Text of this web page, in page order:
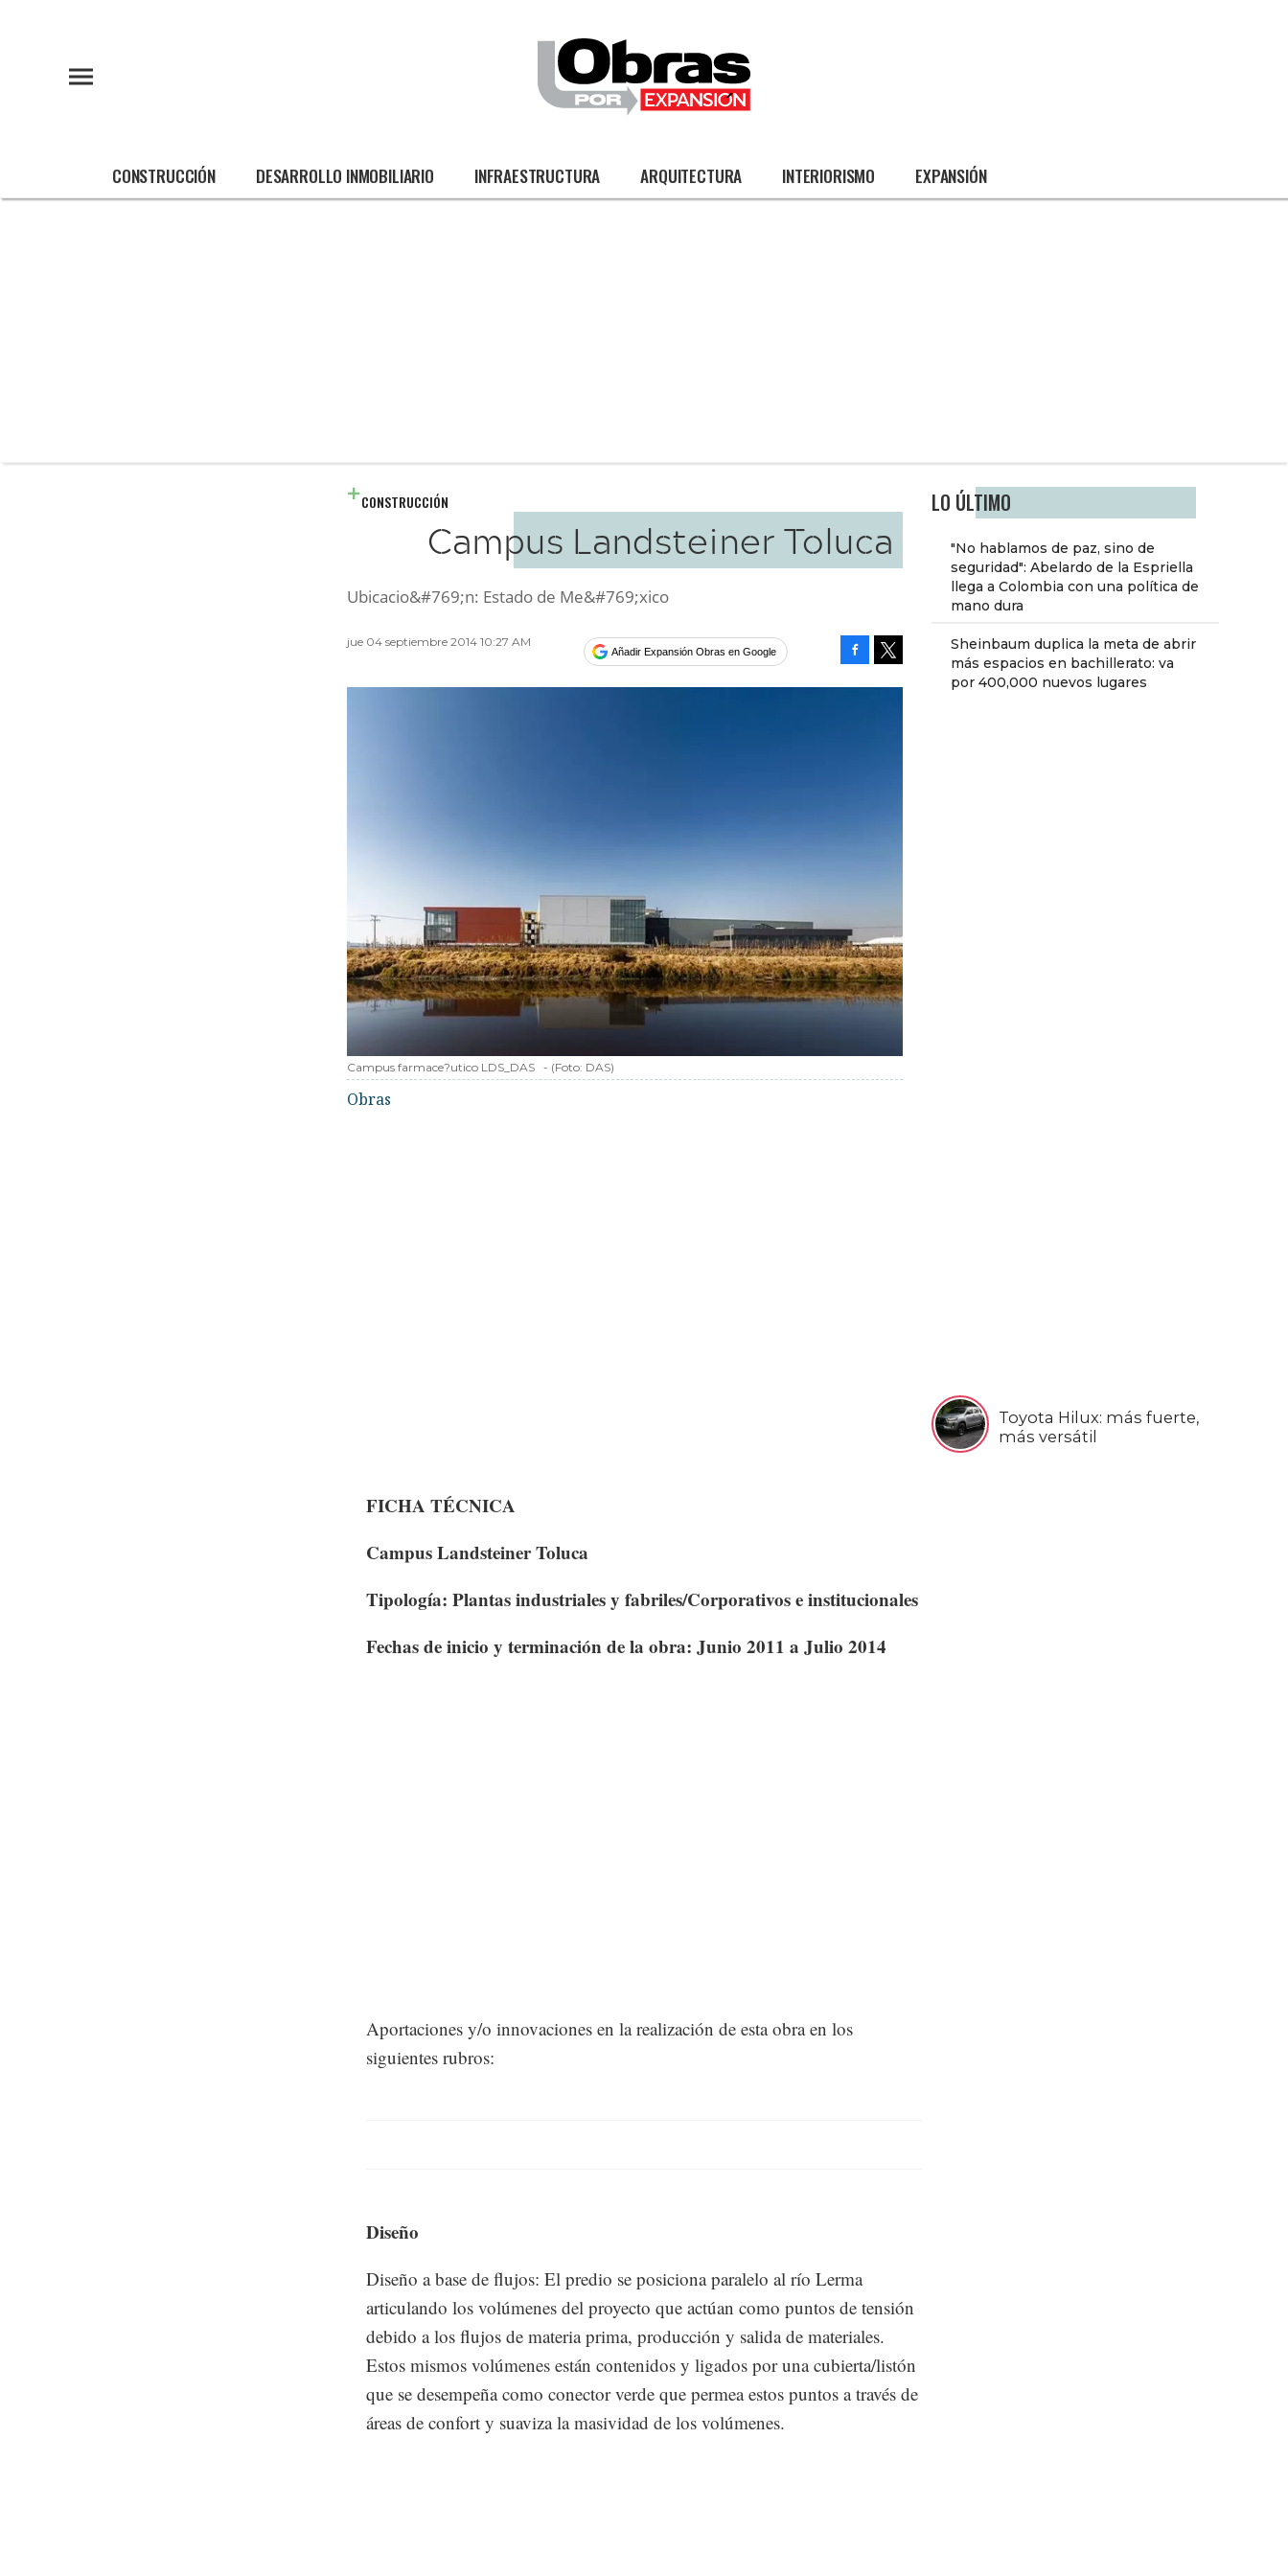
CONSTRUCCIÓN DESARROLLO INMOBILIARIO INFRAESTRUCTURA ARQUITECTURA INTERIORISMO EXPANSIÓN
LO ÚLTIMO
"No hablamos de paz, sino de
seguridad": Abelardo de la Espriella
llega a Colombia con una política de
mano dura
Sheinbaum duplica la meta de abrir
más espacios en bachillerato: va
por 400,000 nuevos lugares
Toyota Hilux: más fuerte,
más versátil
CONSTRUCCIÓN
Campus Landsteiner Toluca
Ubicacio&#769;n: Estado de Me&#769;xico
jue 04 septiembre 2014 10:27 AM
Añadir Expansión Obras en Google
Campus farmace?utico LDS_DAS - (Foto: DAS)
Obras
FICHA TÉCNICA
Campus Landsteiner Toluca
Tipología: Plantas industriales y fabriles/Corporativos e institucionales
Fechas de inicio y terminación de la obra: Junio 2011 a Julio 2014
Aportaciones y/o innovaciones en la realización de esta obra en los
siguientes rubros:
Diseño
Diseño a base de flujos: El predio se posiciona paralelo al río Lerma
articulando los volúmenes del proyecto que actúan como puntos de tensión
debido a los flujos de materia prima, producción y salida de materiales.
Estos mismos volúmenes están contenidos y ligados por una cubierta/listón
que se desempeña como conector verde que permea estos puntos a través de
áreas de confort y suaviza la masividad de los volúmenes.